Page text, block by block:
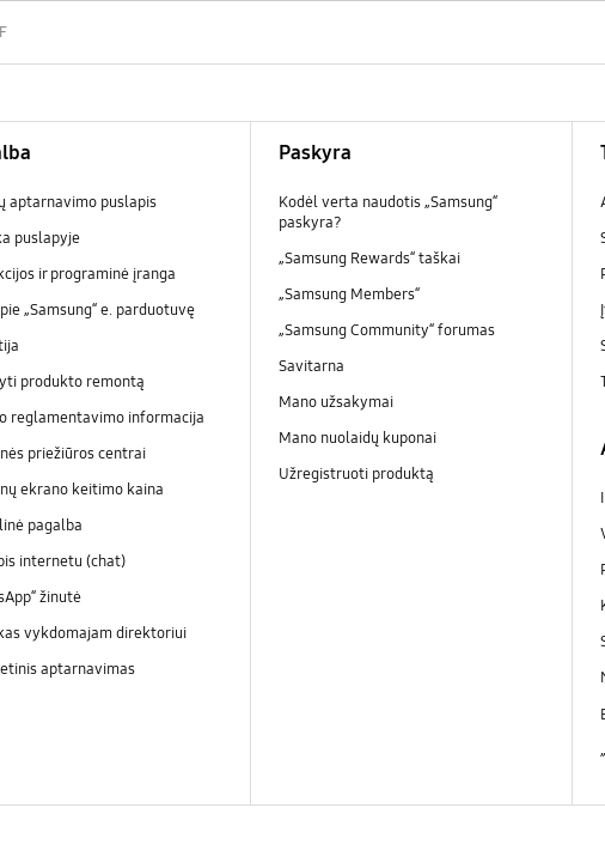
aptarnavimo puslapis
puslapyje
ir programinė įranga
„Samsung“ e. parduotuvę
produkto remontą
reglamentavimo informacija
priežiūros centrai
ekrano keitimo kaina
pagalba
internetu (chat)
žinutė
vykdomajam direktoriui
aptarnavimas
Paskyra
Kodėl verta naudotis „Samsung“
paskyra?
„Samsung Rewards“ taškai
„Samsung Members“
„Samsung Community“ forumas
Savitarna
Mano užsakymai
Mano nuolaidų kuponai
Užregistruoti produktą